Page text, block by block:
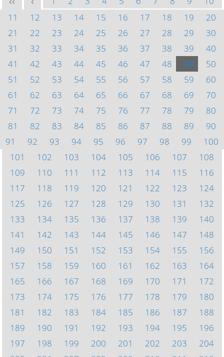
11
12 13 14 15 16 17 18 19
20
21
22 23 24 25 26 27 28 29
30
31
32 33 34 35 36 37 38 39
40
41
42 43 44 45 46 47 48 49
50
51
52 53 54 55 56 57 58 59
60
61
62 63 64 65 66 67 68 69
70
71
72 73 74 75 76 77 78 79
80
81
82 83 84 85 86 87 88 89
90
91
92 93 94 95 96 97 98 99
100
101
102 103 104 105 106 107
108
109
110 111 112 113 114 115
116
117
118 119 120 121 122 123
124
125
126 127 128 129 130 131
132
133
134 135 136 137 138 139
140
141
142 143 144 145 146 147
148
149
150 151 152 153 154 155
156
157
158 159 160 161 162 163
164
165
166 167 168 169 170 171
172
173
174 175 176 177 178 179
180
181
182 183 184 185 186 187
188
189
190 191 192 193 194 195
196
197
198 199 200 201 202 203
204